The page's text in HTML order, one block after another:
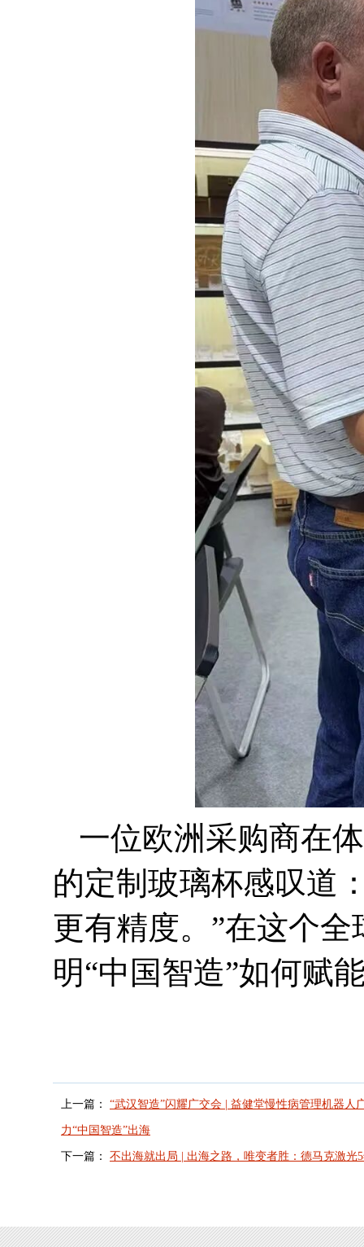
一位欧洲采购商在
的定制玻璃杯感叹道
更有精度。”在这个全
明“中国智造”如何赋
上一篇： “武汉智造”闪耀广交会 | 益健堂慢性病管理机器人
力“中国智造”出海
下一篇： 不出海就出局 | 出海之路，唯变者胜：德马克激光